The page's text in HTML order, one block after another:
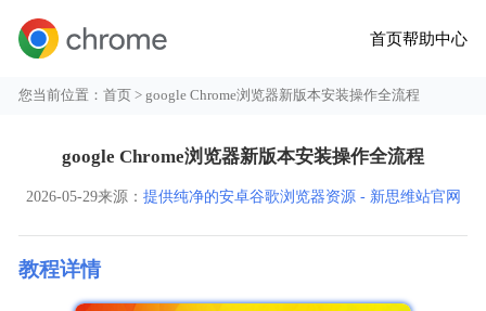
首页帮助中心
您当前位置：首页 > google Chrome浏览器新版本安装操作全流程
google Chrome浏览器新版本安装操作全流程
2026-05-29来源： 提供纯净的安卓谷歌浏览器资源 - 新思维站官网
教程详情